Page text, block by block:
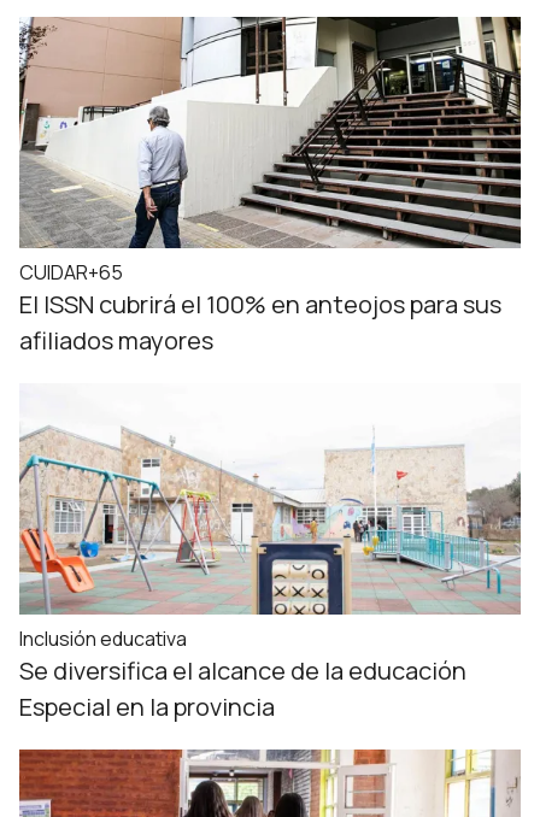
CUIDAR+65
El ISSN cubrirá el 100% en anteojos para sus
afiliados mayores
Inclusión educativa
Se diversifica el alcance de la educación
Especial en la provincia